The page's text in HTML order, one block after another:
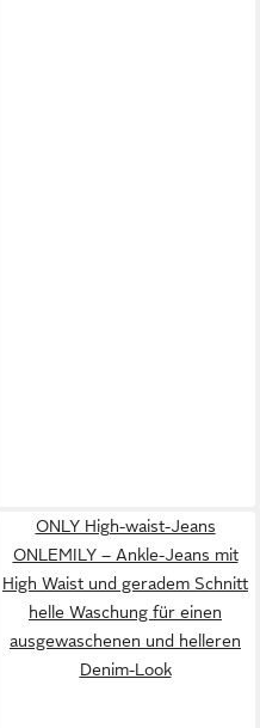
ONLY High-waist-Jeans
ONLEMILY – Ankle-Jeans mit
High Waist und geradem Schnitt
helle Waschung für einen
ausgewaschenen und helleren
Denim-Look